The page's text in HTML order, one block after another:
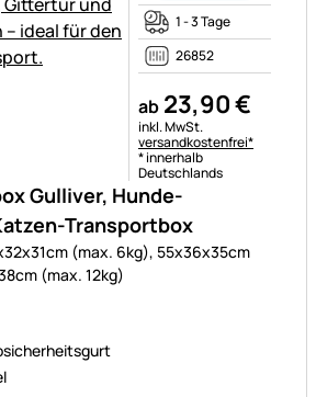
Gulliver, Hunde-
Transportbox
(max. 6kg), 55x36x35cm
(max. 12kg)
1 - 3 Tage
26852
ab 23,90€
Steuerhinweis:
inkl. MwSt.
versandkostenfrei*
* innerhalb
Deutschlands